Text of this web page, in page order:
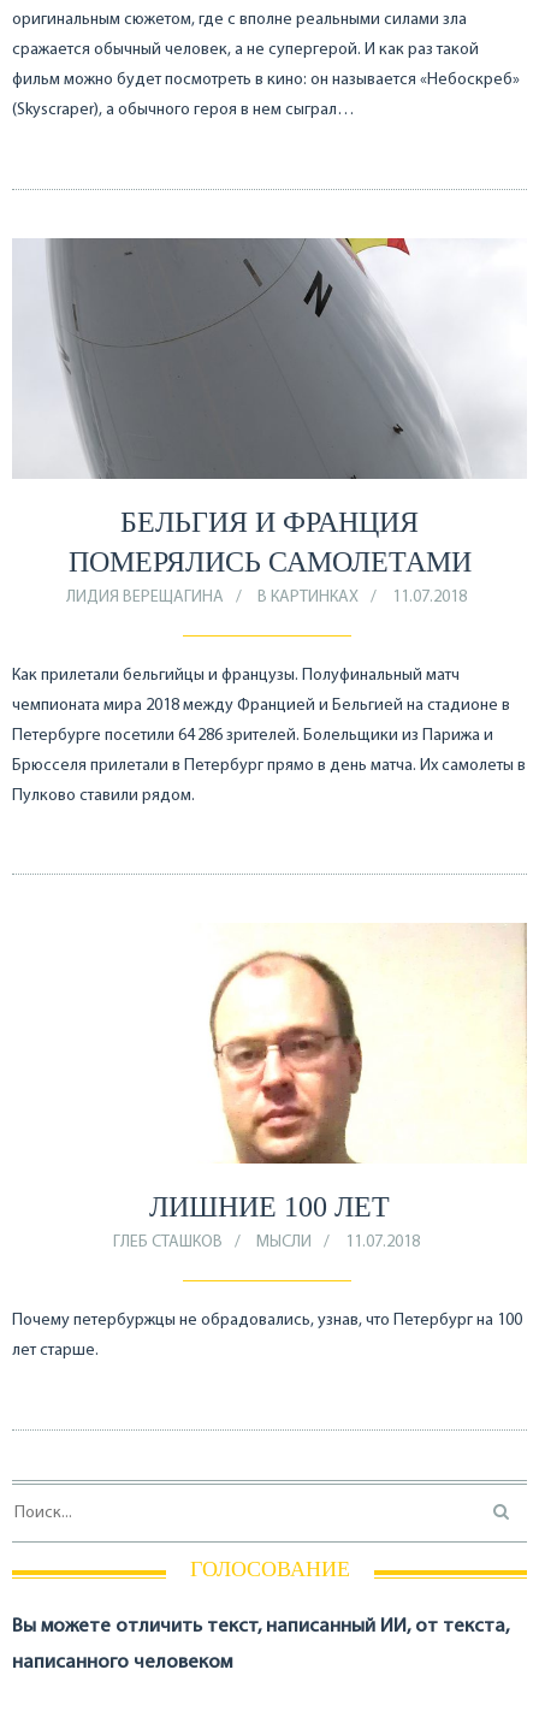
оригинальным сюжетом, где с вполне реальными силами зла
сражается обычный человек, а не супергерой. И как раз такой
фильм можно будет посмотреть в кино: он называется «Небоскреб»
(Skyscraper), а обычного героя в нем сыграл…
БЕЛЬГИЯ И ФРАНЦИЯ
ПОМЕРЯЛИСЬ САМОЛЕТАМИ
ЛИДИЯ ВЕРЕЩАГИНА В КАРТИНКАХ 11.07.2018
Как прилетали бельгийцы и французы. Полуфинальный матч
чемпионата мира 2018 между Францией и Бельгией на стадионе в
Петербурге посетили 64 286 зрителей. Болельщики из Парижа и
Брюсселя прилетали в Петербург прямо в день матча. Их самолеты в
Пулково ставили рядом.
ЛИШНИЕ 100 ЛЕТ
ГЛЕБ СТАШКОВ МЫСЛИ 11.07.2018
Почему петербуржцы не обрадовались, узнав, что Петербург на 100
лет старше.
ГОЛОСОВАНИЕ
Вы можете отличить текст, написанный ИИ, от текста,
написанного человеком